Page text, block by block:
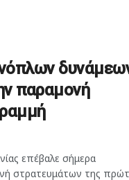
παραμονή
επέβαλε σήμερα
στρατευμάτων της